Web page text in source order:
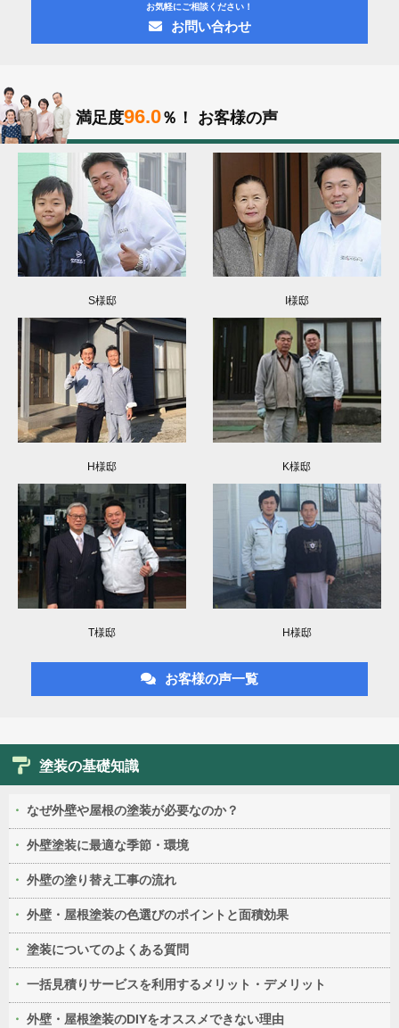
お気軽にご相談ください！
お問い合わせ
満足度96.0％！ お客様の声
S様邸 I様邸
H様邸 K様邸
T様邸 H様邸
お客様の声一覧
塗装の基礎知識
なぜ外壁や屋根の塗装が必要なのか？
外壁塗装に最適な季節・環境
外壁の塗り替え工事の流れ
外壁・屋根塗装の色選びのポイントと面積効果
塗装についてのよくある質問
一括見積りサービスを利用するメリット・デメリット
外壁・屋根塗装のDIYをオススメできない理由